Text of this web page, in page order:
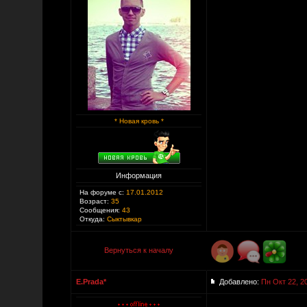
* Новая кровь *
Информация
На форуме с: 17.01.2012
Возраст: 35
Сообщения: 43
Откуда: Сыктывкар
Вернуться к началу
E.Prada* Добавлено: Пн Окт 22,